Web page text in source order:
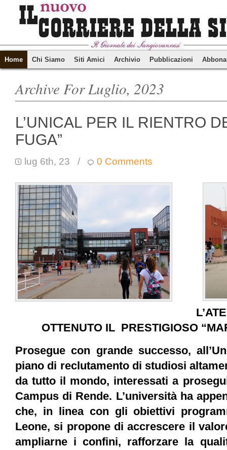
Home Chi Siamo Siti Amici Archivio Pubblicazioni
Archive For Luglio, 2023
L’UNICAL PER IL RIENTRO
FUGA”
lug 6th, 23 / 0 Comments
OTTENUTO IL PRESTIGIOSO
Prosegue con grande successo,
piano di reclutamento di studiosi
da tutto il mondo, interessati a
Campus di Rende. L’università ha
che, in linea con gli obiettivi
Leone, si propone di accrescere il
ampliarne i confini, rafforzare la